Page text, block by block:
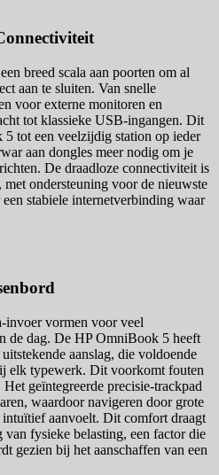
breed scala aan poorten om al
aan te sluiten. Van snelle
voor externe monitoren en
tot klassieke USB-ingangen. Dit
tot een veelzijdig station op ieder
aan dongles meer nodig om je
De draadloze connectiviteit is
met ondersteuning voor de nieuwste
stabiele internetverbinding waar
invoer vormen voor veel
de dag. De HP OmniBook 5 heeft
aanslag, die voldoende
elk typewerk. Dit voorkomt fouten
geïntegreerde precisie-trackpad
waardoor navigeren door grote
intuïtief aanvoelt. Dit comfort draagt
fysieke belasting, een factor die
gezien bij het aanschaffen van een